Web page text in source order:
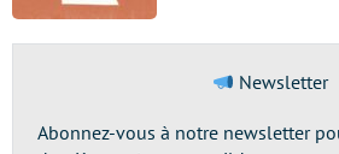
Newsletter
Abonnez-vous à notre newsletter